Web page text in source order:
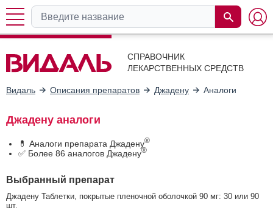
СПРАВОЧНИК
ЛЕКАРСТВЕННЫХ СРЕДСТВ
Видаль Описания препаратов Джадену Аналоги
Джадену аналоги
💊 Аналоги препарата Джадену®
✅ Более 86 аналогов Джадену®
Выбранный препарат
Джадену Таблетки, покрытые пленочной оболочкой 90 мг: 30 или 90
шт.